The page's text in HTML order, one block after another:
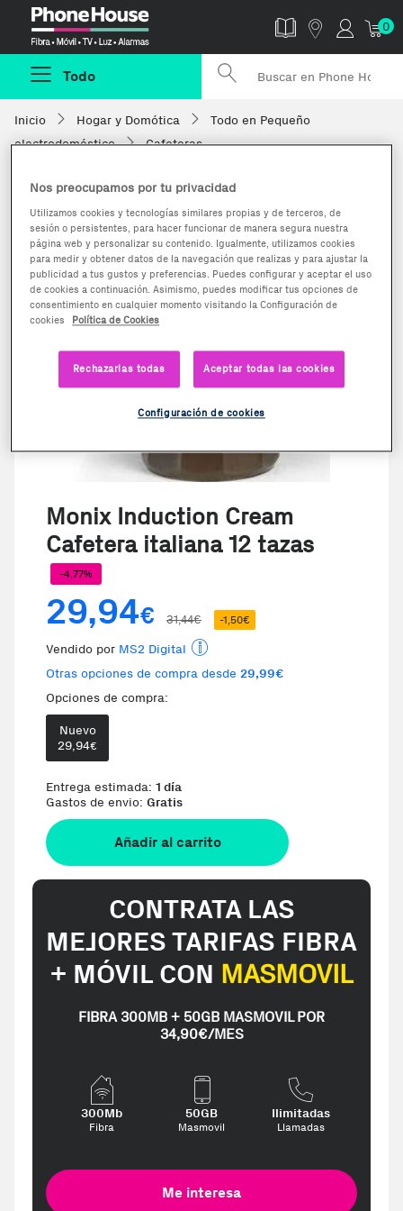
0
Todo
Inicio Hogar y Domótica
Todo en Pequeño
electrodoméstico
Cafeteras
Monix Induction Cream
Cafetera italiana 12 tazas
-4,77%
29,94€ 31,44€ -1,50€
Vendido por MS2 Digital
Otras opciones de compra desde 29,99€
Opciones de compra:
Nuevo
29,94€
Entrega estimada: 1 día
Gastos de envio: Gratis
Añadir al carrito
CONTRATA LAS
MEJORES TARIFAS FIBRA
+ MÓVIL CON MASMOVIL
FIBRA 300MB + 50GB MASMOVIL POR
34,90€/MES
300Mb
Fibra
50GB
Masmovil
Ilimitadas
Llamadas
Me interesa
Nos preocupamos por tu privacidad
Utilizamos cookies y tecnologías similares propias y de terceros, de
sesión o persistentes, para hacer funcionar de manera segura nuestra
página web y personalizar su contenido. Igualmente, utilizamos cookies
para medir y obtener datos de la navegación que realizas y para ajustar la
publicidad a tus gustos y preferencias. Puedes configurar y aceptar el uso
de cookies a continuación. Asimismo, puedes modificar tus opciones de
consentimiento en cualquier momento visitando la Configuración de
cookies
Política de Cookies
Rechazarlas todas Aceptar todas las cookies
Configuración de cookies